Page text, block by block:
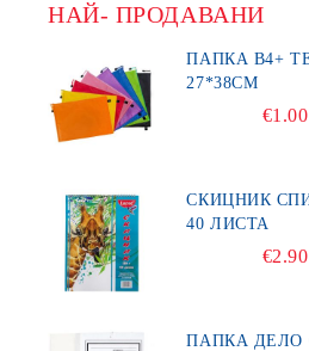
НАЙ- ПРОДАВАНИ
ПАПКА В4+ ТЕКСТИЛ С ЦИП
27*38СМ
€1.00
СКИЦНИК СПИРАЛА ЛАРЕД 120ГР.
40 ЛИСТА
€2.90